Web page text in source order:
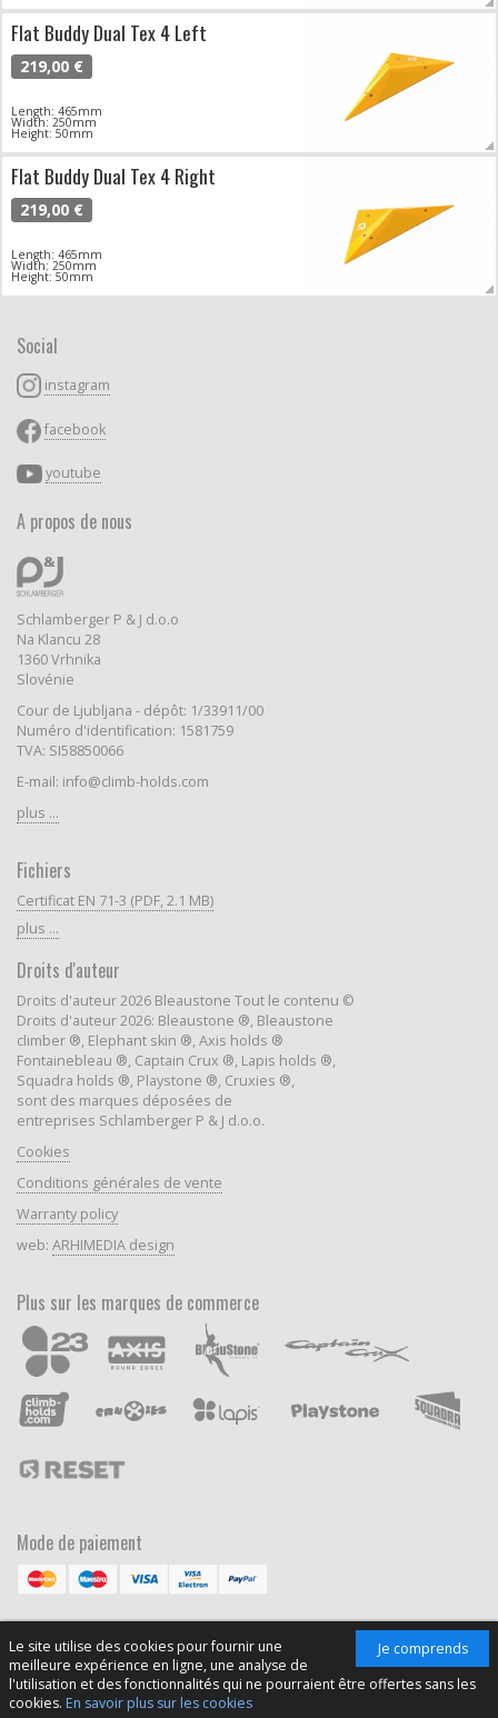
Je comprends
Le site utilise des cookies pour fournir une
meilleure expérience en ligne, une analyse de
l'utilisation et des fonctionnalités qui ne pourraient être offertes sans les
cookies. En savoir plus sur les cookies
Flat Buddy Dual Tex 4 Left
219,00 €
Length: 465mm
Width: 250mm
Height: 50mm
Flat Buddy Dual Tex 4 Right
219,00 €
Length: 465mm
Width: 250mm
Height: 50mm
Social
instagram
facebook
youtube
A propos de nous
Schlamberger P & J d.o.o
Na Klancu 28
1360 Vrhnika
Slovénie
Cour de Ljubljana - dépôt: 1/33911/00
Numéro d'identification: 1581759
TVA: SI58850066
E-mail: info@climb-holds.com
plus ...
Fichiers
Certificat EN 71-3 (PDF, 2.1 MB)
plus ...
Droits d'auteur
Droits d'auteur 2026 Bleaustone Tout le contenu ©
Droits d'auteur 2026: Bleaustone ®, Bleaustone
climber ®, Elephant skin ®, Axis holds ®
Fontainebleau ®, Captain Crux ®, Lapis holds ®,
Squadra holds ®, Playstone ®, Cruxies ®,
sont des marques déposées de
entreprises Schlamberger P & J d.o.o.
Cookies
Conditions générales de vente
Warranty policy
web: ARHIMEDIA design
Plus sur les marques de commerce
Mode de paiement